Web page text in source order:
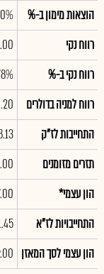
הוצאות מימון ב-%
רווח נקי
רווח נקי ב-%
רווח למניה בדולרים
התחייבות לז"ק
תזרים מזומנים
הון עצמי*
התחייבויות לז"א
הון עצמי לסך המאזן